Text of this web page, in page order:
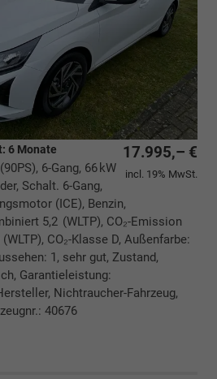
17.995,– €
incl. 19% MwSt.
6 Monate
6-Gang, 66 kW
Schalt. 6-Gang,
(ICE), Benzin,
5,2 (WLTP), CO₂-Emission
CO₂-Klasse D, Außenfarbe:
1, sehr gut, Zustand,
Garantieleistung:
Nichtraucher-Fahrzeug,
40676
drucken